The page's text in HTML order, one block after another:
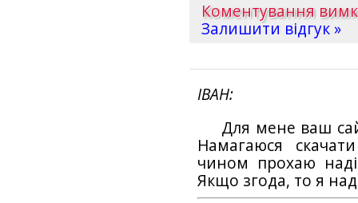
Коментування
Залишити відгук »
ІВАН
Для мене ваш
Намагаюся
чином прохаю
Якщо згода, то я